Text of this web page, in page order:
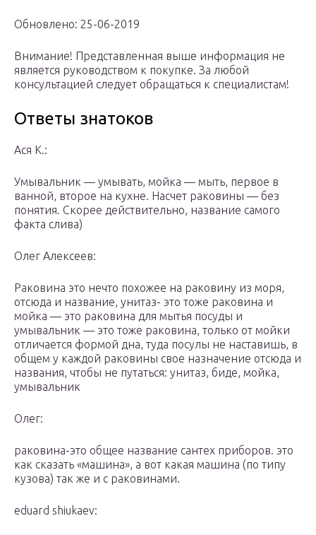
Обновлено: 25-06-2019
Внимание! Представленная выше информация не
является руководством к покупке. За любой
консультацией следует обращаться к специалистам!
Ответы знатоков
Ася К.:
Умывальник — умывать, мойка — мыть, первое в
ванной, второе на кухне. Насчет раковины — без
понятия. Скорее действительно, название самого
факта слива)
Олег Алексеев:
Раковина это нечто похожее на раковину из моря,
отсюда и название, унитаз- это тоже раковина и
мойка — это раковина для мытья посуды и
умывальник — это тоже раковина, только от мойки
отличается формой дна, туда посулы не наставишь, в
общем у каждой раковины свое назначение отсюда и
названия, чтобы не путаться: унитаз, биде, мойка,
умывальник
Олег:
раковина-это общее название сантех приборов. это
как сказать «машина», а вот какая машина (по типу
кузова) так же и с раковинами.
eduard shiukaev: